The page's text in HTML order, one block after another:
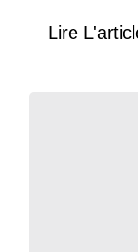
Lire